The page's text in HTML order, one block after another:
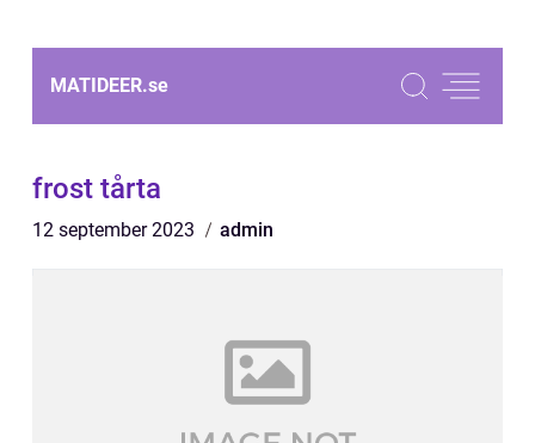
MATIDEER.se
frost tårta
12 september 2023 admin